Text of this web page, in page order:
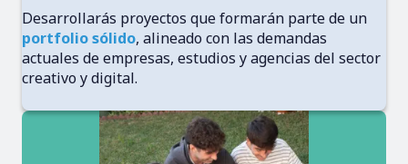
Desarrollarás proyectos que formarán parte de un
portfolio sólido, alineado con las demandas
actuales de empresas, estudios y agencias del sector
creativo y digital.